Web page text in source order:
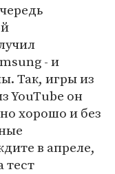
- и
Так, игры из
YouTube он
хорошо и без
в апреле,
тест